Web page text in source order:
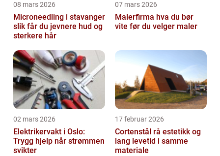
08 mars 2026
Microneedling i stavanger
slik får du jevnere hud og
sterkere hår
07 mars 2026
Malerfirma hva du bør
vite før du velger maler
02 mars 2026
Elektrikervakt i Oslo:
Trygg hjelp når strømmen
svikter
17 februar 2026
Cortenstål rå estetikk og
lang levetid i samme
materiale